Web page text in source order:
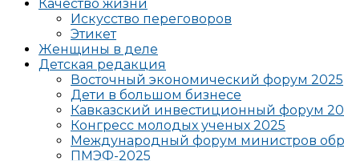
Качество жизни
Искусство переговоров
Этикет
Женщины в деле
Детская редакция
Восточный экономический форум 2025
Дети в большом бизнесе
Кавказский инвестиционный форум
Конгресс молодых ученых 2025
Международный форум министров
ПМЭФ-2025